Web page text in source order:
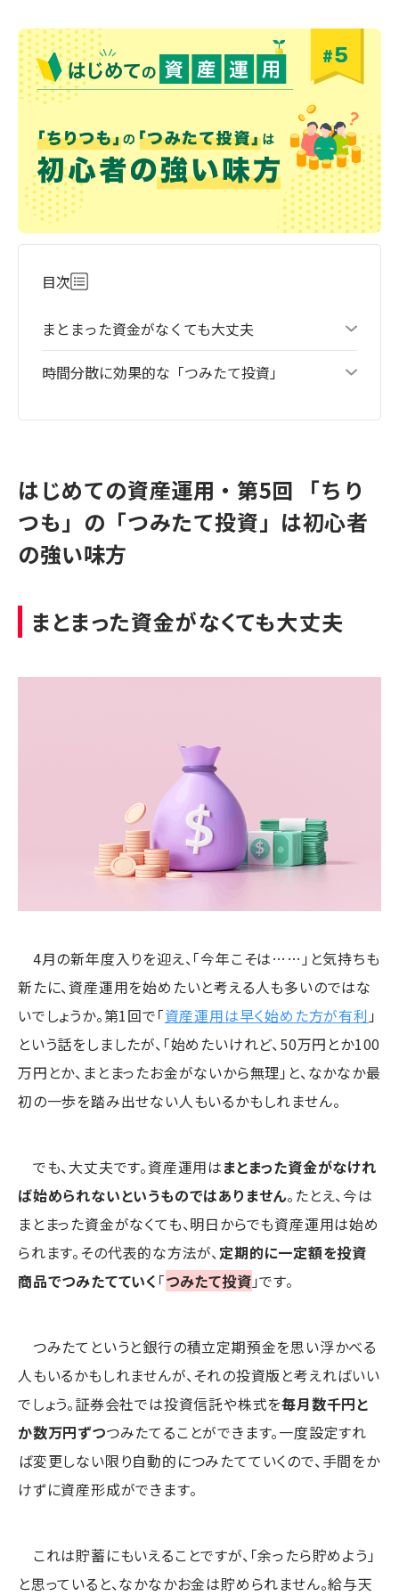
目次
まとまった資金がなくても大丈夫
時間分散に効果的な「つみたて投資」
はじめての資産運用・第5回 「ちり
つも」の「つみたて投資」は初心者
の強い味方
まとまった資金がなくても大丈夫
4月の新年度入りを迎え、「今年こそは……」と気持ちも
新たに、資産運用を始めたいと考える人も多いのではな
いでしょうか。第1回で「資産運用は早く始めた方が有利 」
という話をしましたが、「始めたいけれど、50万円とか100
万円とか、まとまったお金がないから無理」と、なかなか最
初の一歩を踏み出せない人もいるかもしれません。
でも、大丈夫です。資産運用はまとまった資金がなけれ
ば始められないというものではありません。たとえ、今は
まとまった資金がなくても、明日からでも資産運用は始め
られます。その代表的な方法が、 定期的に一定額を投資
商品でつみたてていく 「つみたて投資 」です。
つみたてというと銀行の積立定期預金を思い浮かべる
人もいるかもしれませんが、それの投資版と考えればいい
でしょう。証券会社では投資信託や株式を毎月数千円と
か数万円ずつつみたてることができます。一度設定すれ
ば変更しない限り自動的につみたてていくので、手間をか
けずに資産形成ができます。
これは貯蓄にもいえることですが、「余ったら貯めよう」
と思っていると、なかなかお金は貯められません。給与天